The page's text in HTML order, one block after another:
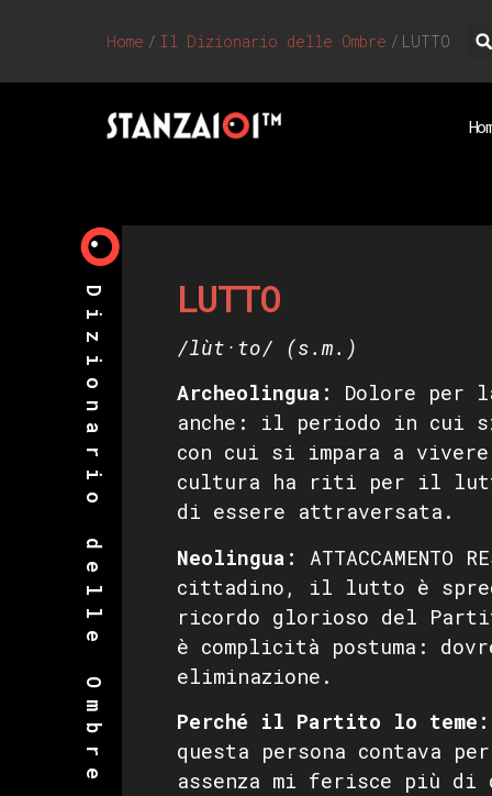
Home / Il Dizionario delle Ombre / LUTTO
Dizionario delle Ombre LUTTO
/lùt·to/ (s.m.)
Archeolingua :
Dolore per
anche: il periodo in cui
con cui si impara a
cultura ha riti per il lutto
di essere attraversata.
Neolingua:
cittadino, il lutto è
ricordo glorioso del
è complicità postuma:
eliminazione.
Perché il Partito lo teme:
questa persona contava
assenza mi ferisce più